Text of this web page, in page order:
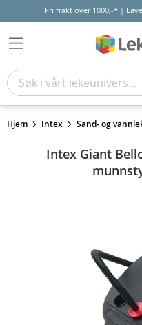
Fri frakt over 1000,-* |
Hjem Intex Sand- og
Intex Giant